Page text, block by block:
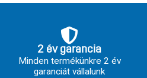
2 év garancia
Minden termékünkre 2 év
garanciát vállalunk